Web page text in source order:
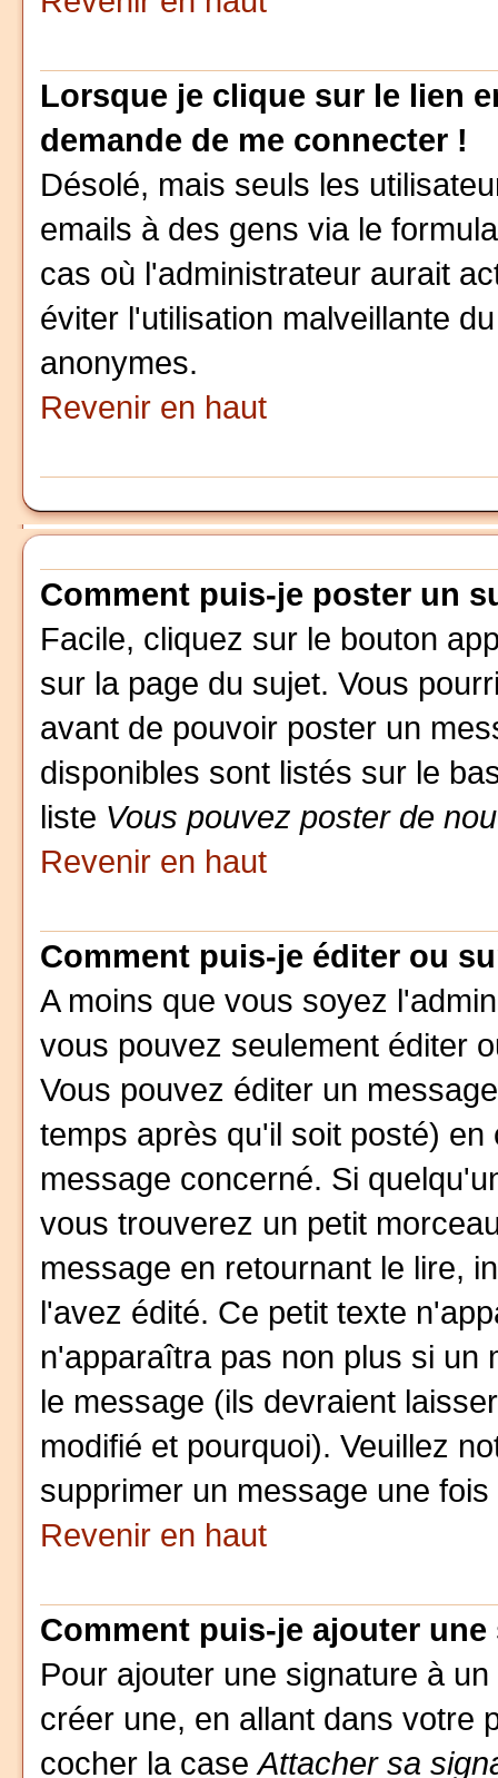
Lorsque je clique sur le lien
demande de me connecter !
Désolé, mais seuls les
emails à des gens via le
cas où l'administrateur aurait
éviter l'utilisation malveillante
anonymes.
Revenir en haut
Comment puis-je poster un
Facile, cliquez sur le bouton
sur la page du sujet. Vous
avant de pouvoir poster un
disponibles sont listés sur le
liste Vous pouvez poster de
Revenir en haut
Comment puis-je éditer ou
A moins que vous soyez
vous pouvez seulement éditer
Vous pouvez éditer un
temps après qu'il soit posté)
message concerné. Si
vous trouverez un petit
message en retournant le lire,
l'avez édité. Ce petit texte
n'apparaîtra pas non plus si un
le message (ils devraient
modifié et pourquoi). Veuillez
supprimer un message une
Revenir en haut
Comment puis-je ajouter
Pour ajouter une signature à
créer une, en allant dans votre
cocher la caseAttacher sa